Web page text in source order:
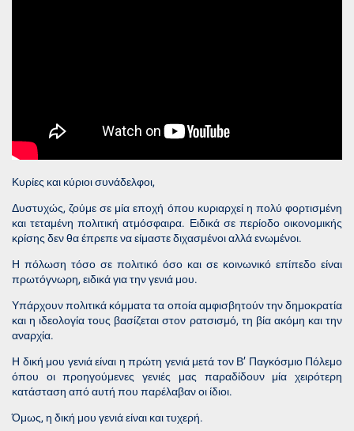
Κυρίες και κύριοι συνάδελφοι,
Δυστυχώς, ζούμε σε μία εποχή όπου κυριαρχεί η πολύ φορτισμένη
και τεταμένη πολιτική ατμόσφαιρα. Ειδικά σε περίοδο οικονομικής
κρίσης δεν θα έπρεπε να είμαστε διχασμένοι αλλά ενωμένοι.
Η πόλωση τόσο σε πολιτικό όσο και σε κοινωνικό επίπεδο είναι
πρωτόγνωρη, ειδικά για την γενιά μου.
Υπάρχουν πολιτικά κόμματα τα οποία αμφισβητούν την δημοκρατία
και η ιδεολογία τους βασίζεται στον ρατσισμό, τη βία ακόμη και την
αναρχία.
Η δική μου γενιά είναι η πρώτη γενιά μετά τον Β’ Παγκόσμιο Πόλεμο
όπου οι προηγούμενες γενιές μας παραδίδουν μία χειρότερη
κατάσταση από αυτή που παρέλαβαν οι ίδιοι.
Όμως, η δική μου γενιά είναι και τυχερή.